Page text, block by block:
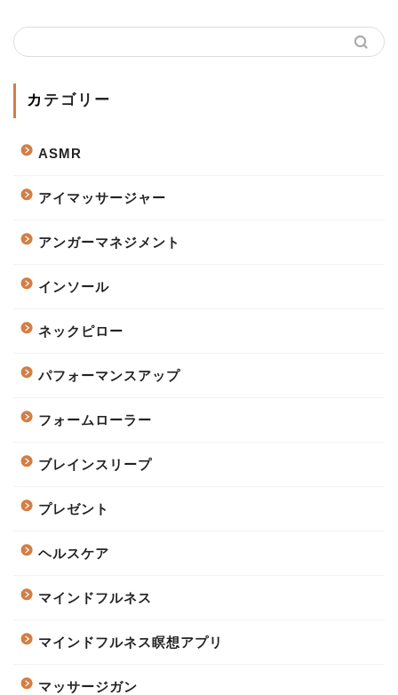
カテゴリー
ASMR
アイマッサージャー
アンガーマネジメント
インソール
ネックピロー
パフォーマンスアップ
フォームローラー
ブレインスリープ
プレゼント
ヘルスケア
マインドフルネス
マインドフルネス瞑想アプリ
マッサージガン